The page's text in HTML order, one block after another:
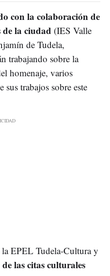
con la colaboración de
de la ciudad (IES Valle
de Tudela,
trabajando sobre la
homenaje, varios
sus trabajos sobre este
EPEL Tudela-Cultura y
las citas culturales